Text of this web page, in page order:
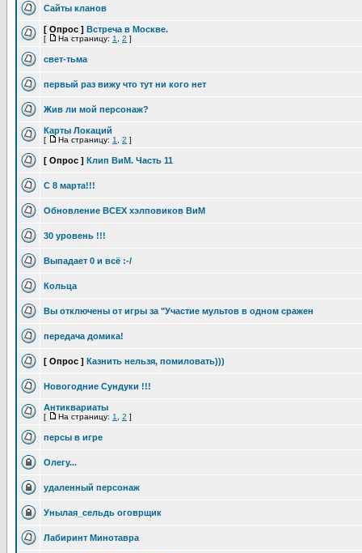
Сайты кланов
[ Опрос ] Встреча в Москве.
[ На страницу: 1 2 ]
свет-тьма
первый раз вижу что тут ни кого нет
Жив ли мой персонаж?
Карты Локаций
[ На страницу: 1 2 ]
[ Опрос ] Клип ВиМ. Часть 11
С 8 марта!!!
Обновление ВСЕХ хэлповиков ВиМ
30 уровень !!!
Выпадает 0 и всё :-/
Кольца
Вы отключены от игры за "Участие мультов в одном сражен
передача домика!
[ Опрос ] Казнить нельзя, помиловать)))
Новогодние Сундуки !!!
Антиквариаты
[ На страницу: 1 2 ]
персы в игре
Олегу...
удаленный персонаж
Унылая_сельдь оговрщик
Лабиринт Минотавра